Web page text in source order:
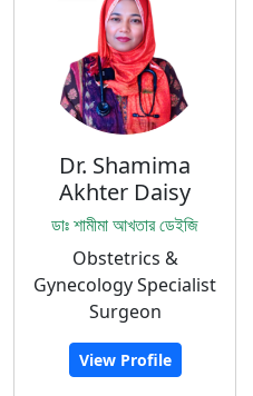
Dr. Shamima
Akhter Daisy
ডাঃ শামীমা আখতার ডেইজি
Obstetrics &
Gynecology Specialist
Surgeon
View Profile